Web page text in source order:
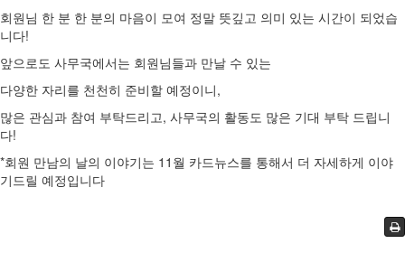
회원님 한 분 한 분의 마음이 모여 정말 뜻깊고 의미 있는 시간이 되었습
니다!
앞으로도 사무국에서는 회원님들과 만날 수 있는
다양한 자리를 천천히 준비할 예정이니,
많은 관심과 참여 부탁드리고, 사무국의 활동도 많은 기대 부탁 드립니
다!
*회원 만남의 날의 이야기는 11월 카드뉴스를 통해서 더 자세하게 이야
기드릴 예정입니다